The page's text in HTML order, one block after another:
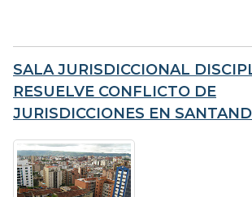
SALA JURISDICCIONAL
RESUELVE CONFLICTO DE
JURISDICCIONES EN